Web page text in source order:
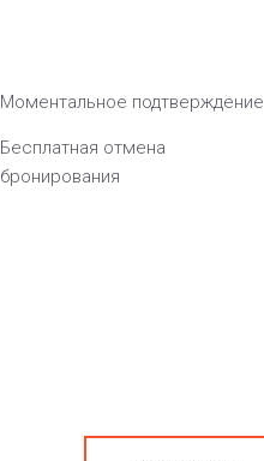
Моментальное подтверждение
Бесплатная отмена
бронирования